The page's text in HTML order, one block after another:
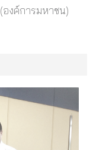
งค์การมหาชน)